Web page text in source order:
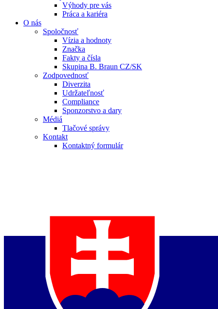
Výhody pre vás
Práca a kariéra
O nás
Spoločnosť
Vízia a hodnoty
Značka
Fakty a čísla
Skupina B. Braun CZ/SK
Zodpovednosť
Diverzita
Udržateľnosť
Compliance
Sponzorstvo a dary
Médiá
Tlačové správy
Kontakt
Kontaktný formulár